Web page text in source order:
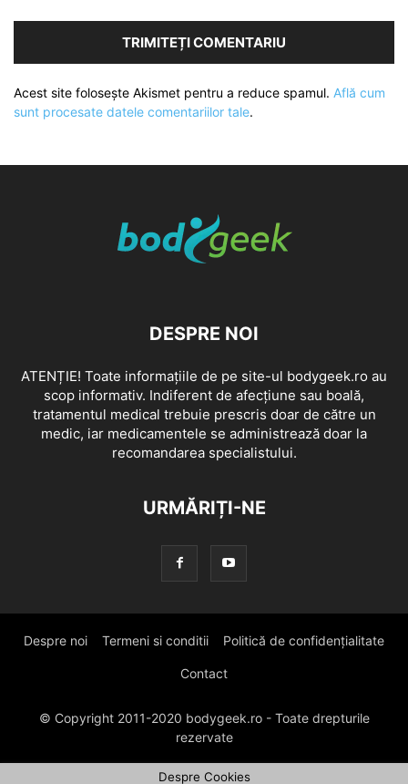
Acest site folosește Akismet pentru a reduce spamul. Află cum
sunt procesate datele comentariilor tale.
DESPRE NOI
ATENȚIE! Toate informațiile de pe site-ul bodygeek.ro au
scop informativ. Indiferent de afecțiune sau boală,
tratamentul medical trebuie prescris doar de către un
medic, iar medicamentele se administrează doar la
recomandarea specialistului.
URMĂRIȚI-NE
Despre noi Termeni si conditii Politică de confidențialitate
Contact
© Copyright 2011-2020 bodygeek.ro - Toate drepturile
rezervate
Despre Cookies